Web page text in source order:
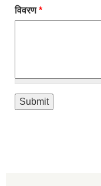
विवरण*